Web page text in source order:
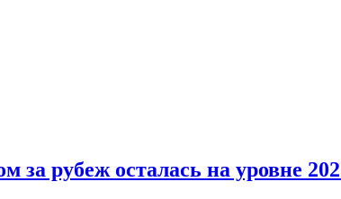
рубеж осталась на уровне